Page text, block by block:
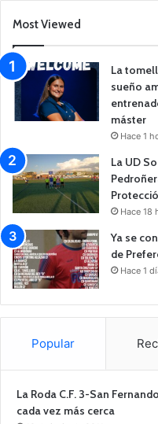
Most Viewed
La
sueño
máster
Hace 1
La UD
Hace 18
Ya se
de
Hace 1
Popular
La Roda C.F. 3-San
cada vez más cerca